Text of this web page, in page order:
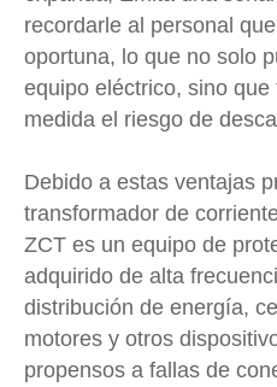
recordarle al personal
oportuna, lo que no solo
equipo eléctrico, sino
medida el riesgo de
Debido a estas ventajas
transformador de
ZCT es un equipo de
adquirido de alta
distribución de energía,
motores y otros
propensos a fallas de